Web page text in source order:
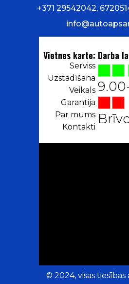
© 2024, visas tiesības
Darba
+371 29542042,
Kontakti
Par mums
Garantija
Veikals
Uzstādīšana
Serviss
Vietnes karte: